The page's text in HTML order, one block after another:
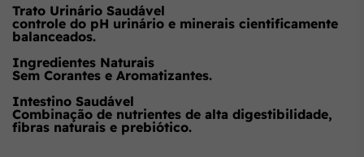
Trato Urinário Saudável
controle do pH urinário e minerais cientificamente
balanceados.
Ingredientes Naturais
Sem Corantes e Aromatizantes.
Intestino Saudável
Combinação de nutrientes de alta digestibilidade,
fibras naturais e prebiótico.